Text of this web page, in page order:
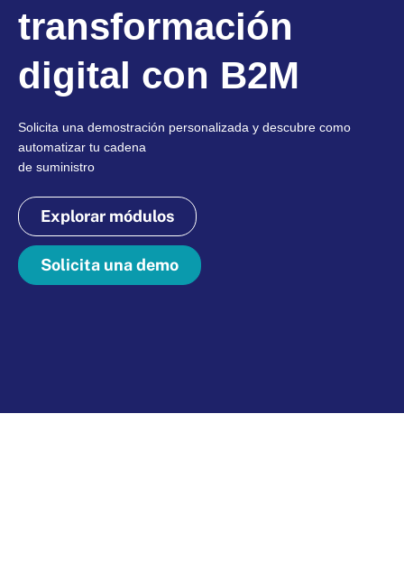
transformación
digital con B2M
Solicita una demostración personalizada y descubre como
automatizar tu cadena
de suministro
Explorar módulos
Solicita una demo